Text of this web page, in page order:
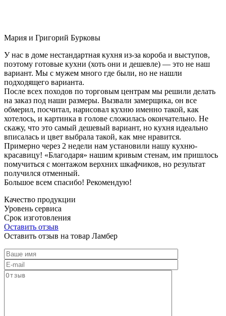
Мария и Григорий Бурковы
У нас в доме нестандартная кухня из-за короба и выступов,
поэтому готовые кухни (хоть они и дешевле) — это не наш
вариант. Мы с мужем много где были, но не нашли
подходящего варианта.
После всех походов по торговым центрам мы решили делать
на заказ под наши размеры. Вызвали замерщика, он все
обмерил, посчитал, нарисовал кухню именно такой, как
хотелось, и картинка в голове сложилась окончательно. Не
скажу, что это самый дешевый вариант, но кухня идеально
вписалась и цвет выбрала такой, как мне нравится.
Примерно через 2 недели нам установили нашу кухню-
красавицу! «Благодаря» нашим кривым стенам, им пришлось
помучиться с монтажом верхних шкафчиков, но результат
получился отменный.
Большое всем спасибо! Рекомендую!
Качество продукции
Уровень сервиса
Срок изготовления
Оставить отзыв
Оставить отзыв на товар Ламбер